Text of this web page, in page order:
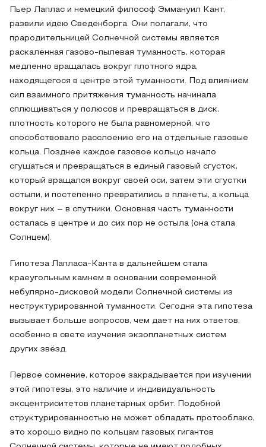
Пьер Лаплас и немецкий философ Эммануил Кант,
развили идею Сведенборга. Они полагали, что
прародительницей Солнечной системы является
раскалённая газово-пылевая туманность, которая
медленно вращалась вокруг плотного ядра,
находящегося в центре этой туманности. Под влиянием
сил взаимного притяжения туманность начинала
сплющиваться у полюсов и превращаться в диск,
плотность которого не была равномерной, что
способствовало расслоению его на отдельные газовые
кольца. Позднее каждое газовое кольцо начало
сгущаться и превращаться в единый газовый сгусток,
который вращался вокруг своей оси, затем эти сгустки
остыли, и постепенно превратились в планеты, а кольца
вокруг них – в спутники. Основная часть туманности
осталась в центре и до сих пор не остыла (она стала
Солнцем).
Гипотеза Лапласа-Канта в дальнейшем стала
краеугольным камнем в основании современной
небулярно-дисковой модели Солнечной системы из
неструктурированной туманности. Сегодня эта гипотеза
вызывает больше вопросов, чем дает на них ответов,
особенно в свете изучения экзопланетных систем
других звёзд.
Первое сомнение, которое закрадывается при изучении
этой гипотезы, это наличие и индивидуальность
эксцентриситетов планетарных орбит. Подобной
структурированностью не может обладать протооблако,
это хорошо видно по кольцам газовых гигантов